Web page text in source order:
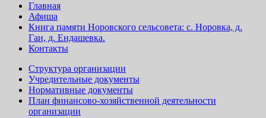
Главная
Афиша
Книга памяти Норовского сельсовета: с. Норовка, д.
Гаи, д. Ендашевка.
Контакты
Структура организации
Учредительные документы
Нормативные документы
План финансово-хозяйственной деятельности
организации